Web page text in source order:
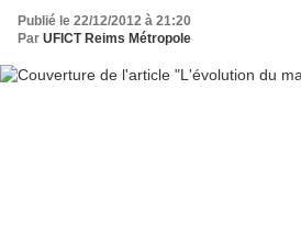
Publié le 22/12/2012 à 21:20
Par UFICT Reims Métropole